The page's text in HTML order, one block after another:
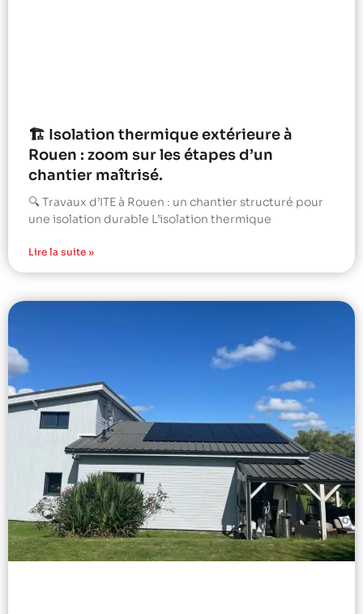
🏗️ Isolation thermique extérieure à
Rouen : zoom sur les étapes d’un
chantier maîtrisé.
🔍 Travaux d’ITE à Rouen : un chantier structuré pour
une isolation durable L’isolation thermique
Lire la suite »